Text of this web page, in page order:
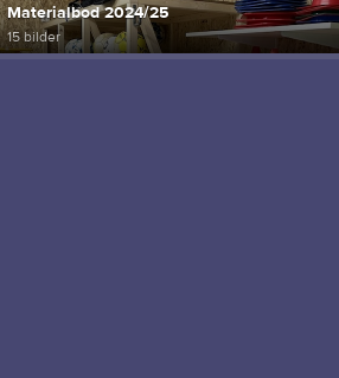
Materialbod 2024/25
15 bilder